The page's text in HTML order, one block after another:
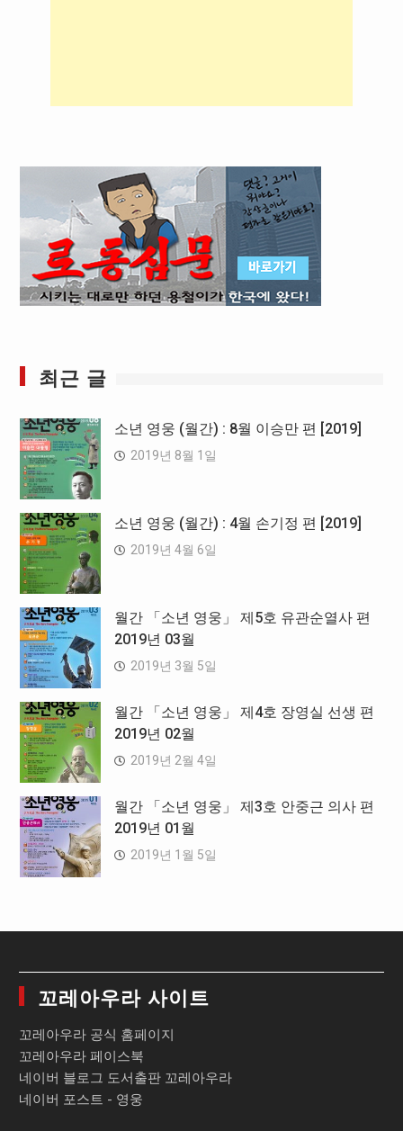
최근 글
소년 영웅 (월간) : 8월 이승만 편 [2019]
2019년 8월 1일
소년 영웅 (월간) : 4월 손기정 편 [2019]
2019년 4월 6일
월간 「소년 영웅」 제5호 유관순열사 편
2019년 03월
2019년 3월 5일
월간 「소년 영웅」 제4호 장영실 선생 편
2019년 02월
2019년 2월 4일
월간 「소년 영웅」 제3호 안중근 의사 편
2019년 01월
2019년 1월 5일
꼬레아우라 사이트
꼬레아우라 공식 홈페이지
꼬레아우라 페이스북
네이버 블로그 도서출판 꼬레아우라
네이버 포스트 - 영웅